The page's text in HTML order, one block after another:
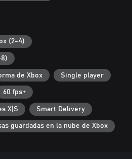
(2-4)
de Xbox Single player
60 fps+
X|S Smart Delivery
guardadas en la nube de Xbox